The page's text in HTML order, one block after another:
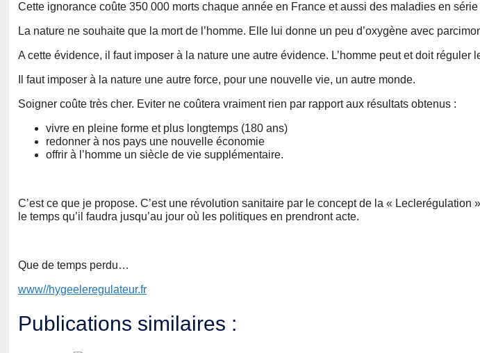
Cette ignorance coûte 350 000 morts chaque année en France et aussi des maladies en
La nature ne souhaite que la mort de l’homme. Elle lui donne un peu d’oxygène avec
A cette évidence, il faut imposer à la nature une autre évidence. L’homme peut et doit réguler
Il faut imposer à la nature une autre force, pour une nouvelle vie, un autre monde.
Soigner coûte très cher. Eviter ne coûtera vraiment rien par rapport aux résultats obtenus :
vivre en pleine forme et plus longtemps (180 ans)
redonner à nos pays une nouvelle économie
offrir à l’homme un siècle de vie supplémentaire.
C’est ce que je propose. C’est une révolution sanitaire par le concept de la « Leclerégulation
le temps qu’il faudra jusqu’au jour où les politiques en prendront acte.
Que de temps perdu…
www//hygeeleregulateur.fr
Publications similaires :